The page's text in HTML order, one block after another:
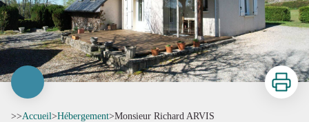
Imprimer
>>Accueil>Hébergement>Monsieur Richard ARVIS